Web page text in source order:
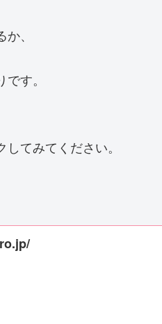
、
す。
てみてください。